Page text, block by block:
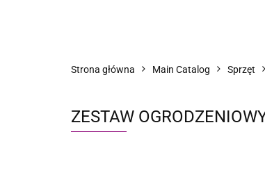
Strona główna Main Catalog Sprzęt
ZESTAW